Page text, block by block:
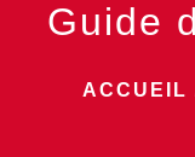
Guide
ACCUEIL